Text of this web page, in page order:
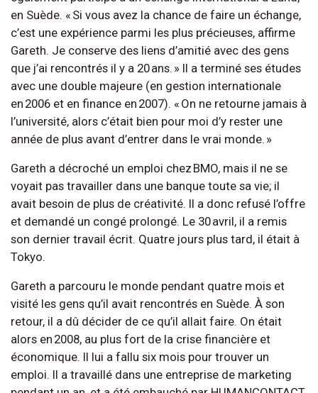
en Suède. « Si vous avez la chance de faire un échange,
c’est une expérience parmi les plus précieuses, affirme
Gareth. Je conserve des liens d’amitié avec des gens
que j’ai rencontrés il y a 20 ans. » Il a terminé ses études
avec une double majeure (en gestion internationale
en 2006 et en finance en 2007). « On ne retourne jamais à
l’université, alors c’était bien pour moi d’y rester une
année de plus avant d’entrer dans le vrai monde. »
Gareth a décroché un emploi chez BMO, mais il ne se
voyait pas travailler dans une banque toute sa vie; il
avait besoin de plus de créativité. Il a donc refusé l’offre
et demandé un congé prolongé. Le 30 avril, il a remis
son dernier travail écrit. Quatre jours plus tard, il était à
Tokyo.
Gareth a parcouru le monde pendant quatre mois et
visité les gens qu’il avait rencontrés en Suède. À son
retour, il a dû décider de ce qu’il allait faire. On était
alors en 2008, au plus fort de la crise financière et
économique. Il lui a fallu six mois pour trouver un
emploi. Il a travaillé dans une entreprise de marketing